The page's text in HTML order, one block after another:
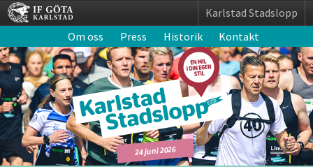
Karlstad Stadslopp
Om oss
Press Historik Kontakt
24 juni 2026